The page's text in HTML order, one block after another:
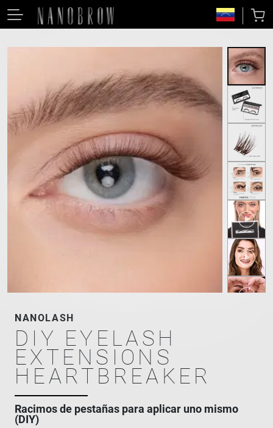
NANOLASH
DIY EYELASH
EXTENSIONS
HEARTBREAKER
Racimos de pestañas para aplicar uno mismo
(DIY)